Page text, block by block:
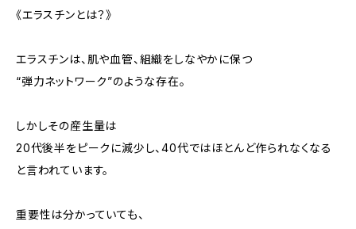
《エラスチンとは？》
エラスチンは、肌や血管、組織をしなやかに保つ
“弾力ネットワーク”のような存在。
しかしその産生量は
20代後半をピークに減少し、40代ではほとんど作られなくなる
と言われています。
重要性は分かっていても、